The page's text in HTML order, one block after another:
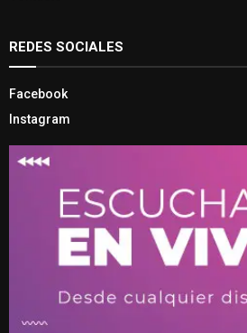
REDES SOCIALES
Facebook
Instagram